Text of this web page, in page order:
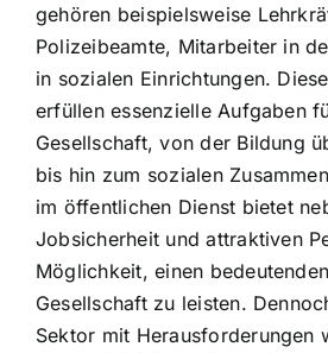
gehören beispielsweise
Polizeibeamte, Mitarbeiter in
in sozialen Einrichtungen.
erfüllen essenzielle Aufgaben
Gesellschaft, von der Bildung
bis hin zum sozialen
im öffentlichen Dienst bietet
Jobsicherheit und attraktiven
Möglichkeit, einen
Gesellschaft zu leisten.
Sektor mit Herausforderungen